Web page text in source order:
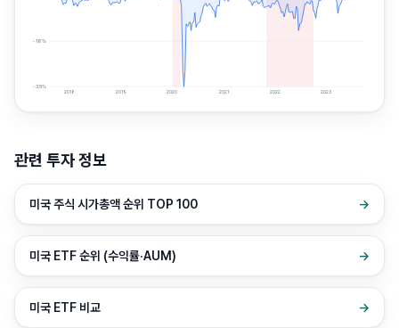
-18%
-35%
2018 2019 2020 2021 2022 2023
관련 투자 정보
미국 주식 시가총액 순위 TOP 100 →
미국 ETF 순위 (수익률·AUM) →
미국 ETF 비교 →